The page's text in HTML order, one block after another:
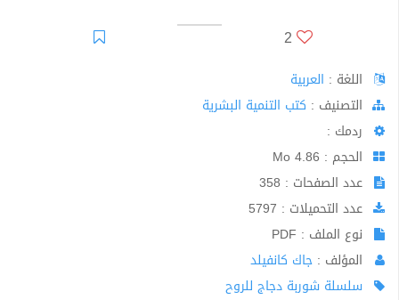
2
اللغة : العربية
اﻟﺘﺼﻨﻴﻒ : كتب التنمية البشرية
ردمك :
الحجم : 4.86 Mo
عدد الصفحات : 358
عدد التحميلات : 5797
نوع الملف : PDF
المؤلف : جاك كانفيلد
سلسلة شوربة دجاج للروح